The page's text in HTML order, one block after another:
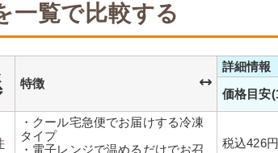
一覧で比較する
特徴
詳細情報
価格目安
・クール宅急便でお届けする冷凍
タイプ
・電子レンジで温めるだけでお召
税込426